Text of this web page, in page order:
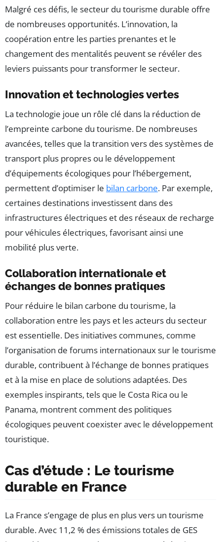
Malgré ces défis, le secteur du tourisme durable offre
de nombreuses opportunités. L’innovation, la
coopération entre les parties prenantes et le
changement des mentalités peuvent se révéler des
leviers puissants pour transformer le secteur.
Innovation et technologies vertes
La technologie joue un rôle clé dans la réduction de
l’empreinte carbone du tourisme. De nombreuses
avancées, telles que la transition vers des systèmes de
transport plus propres ou le développement
d’équipements écologiques pour l’hébergement,
permettent d’optimiser le bilan carbone. Par exemple,
certaines destinations investissent dans des
infrastructures électriques et des réseaux de recharge
pour véhicules électriques, favorisant ainsi une
mobilité plus verte.
Collaboration internationale et
échanges de bonnes pratiques
Pour réduire le bilan carbone du tourisme, la
collaboration entre les pays et les acteurs du secteur
est essentielle. Des initiatives communes, comme
l’organisation de forums internationaux sur le tourisme
durable, contribuent à l’échange de bonnes pratiques
et à la mise en place de solutions adaptées. Des
exemples inspirants, tels que le Costa Rica ou le
Panama, montrent comment des politiques
écologiques peuvent coexister avec le développement
touristique.
Cas d’étude : Le tourisme
durable en France
La France s’engage de plus en plus vers un tourisme
durable. Avec 11,2 % des émissions totales de GES